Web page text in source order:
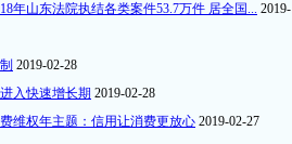
年山东法院执结各类案件53.7万件 居全国... 2019-
2019-02-28
入快速增长期 2019-02-28
维权年主题：信用让消费更放心 2019-02-27